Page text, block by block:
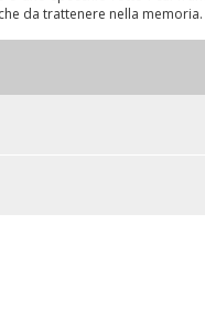
da trattenere nella memoria.